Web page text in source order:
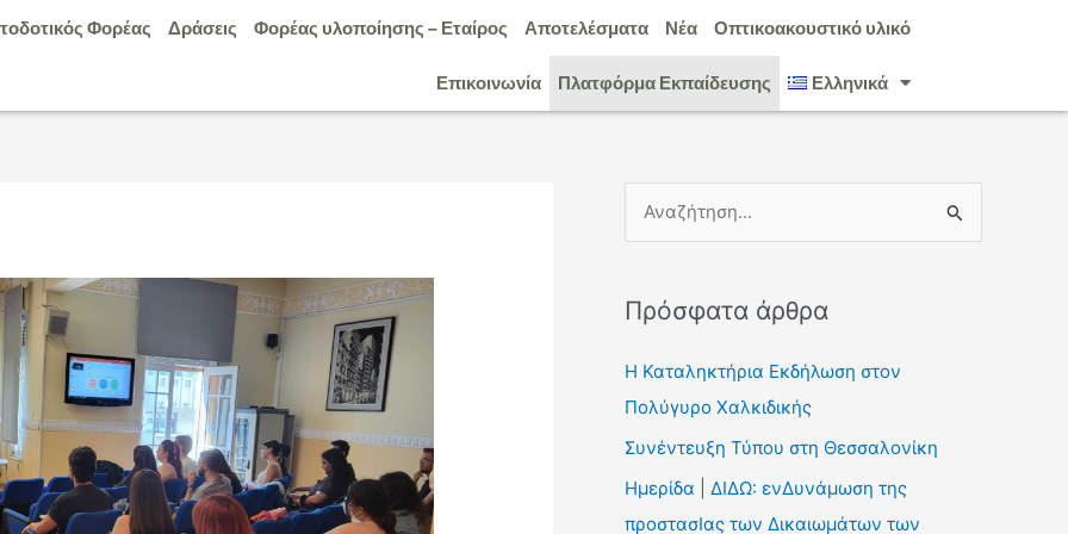
Φορέας Δράσεις Φορέας υλοποίησης – Εταίρος Αποτελέσματα Νέα Οπτικοακουστικό υλικό
Επικοινωνία Πλατφόρμα Εκπαίδευσης Ελληνικά
ζ
ή
τ
η
Πρόσφατα άρθρα
Η Καταληκτήρια Εκδήλωση στον
Πολύγυρο Χαλκιδικής
Συνέντευξη Τύπου στη Θεσσαλονίκη
Ημερίδα | ΔΙΔΩ: ενΔυνάμωση της
προστασΙας των Δικαιωμάτων των